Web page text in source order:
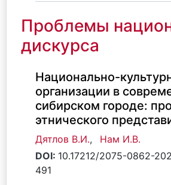
Проблемы
дискурса
Национально-
организации в
сибирском городе:
этнического
Дятлов В.И.,
Нам И.В.
DOI: 10.17212/2075-0862-
491